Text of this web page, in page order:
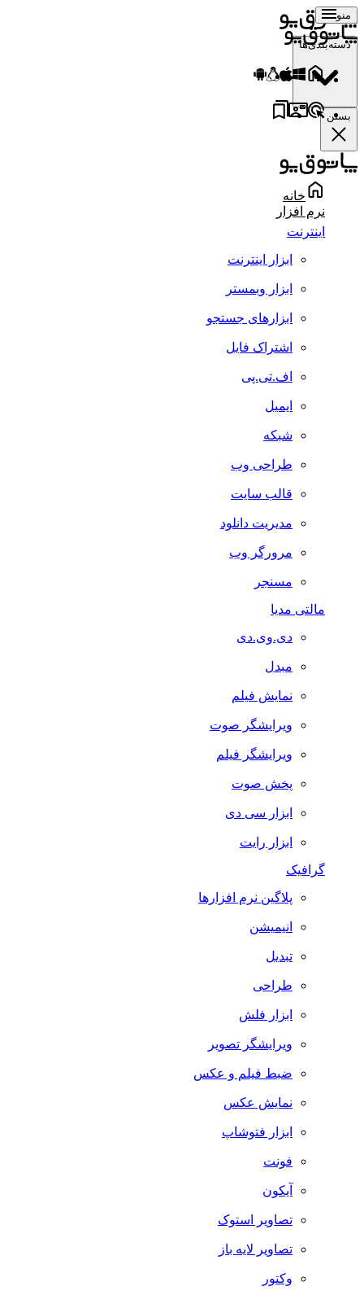
منو
دسته‌بندی‌ها
بستن
خانه
نرم افزار
اینترنت
ابزار اینترنت
ابزار وبمستر
ابزارهای جستجو
اشتراک فایل
اف.تی.پی
ایمیل
شبکه
طراحی وب
قالب سایت
مدیریت دانلود
مرورگر وب
مسنجر
مالتی مدیا
دی.وی.دی
مبدل
نمایش فیلم
ویرایشگر صوت
ویرایشگر فیلم
پخش صوت
ابزار سی دی
ابزار رایت
گرافیک
پلاگین نرم افزارها
انیمیشن
تبدیل
طراحی
ابزار فلش
ویرایشگر تصویر
ضبط فيلم و عكس
نمایش عکس
ابزار فتوشاپ
فونت
آیکون
تصاویر استوک
تصاویر لایه باز
وکتور